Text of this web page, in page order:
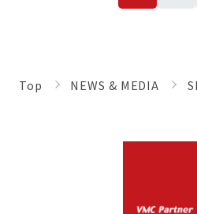
ネ
Top NEWS & MEDIA